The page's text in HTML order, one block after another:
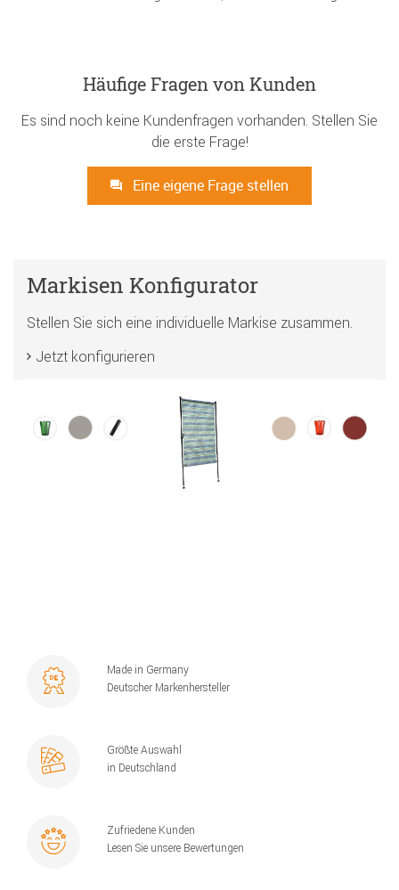
Häufige Fragen von Kunden
Es sind noch keine Kundenfragen vorhanden. Stellen Sie
die erste Frage!
Eine eigene Frage stellen
Markisen Konfigurator
Stellen Sie sich eine individuelle Markise zusammen.
Jetzt konfigurieren
Made in Germany
Deutscher Markenhersteller
Größte Auswahl
in Deutschland
Zufriedene Kunden
Lesen Sie unsere Bewertungen